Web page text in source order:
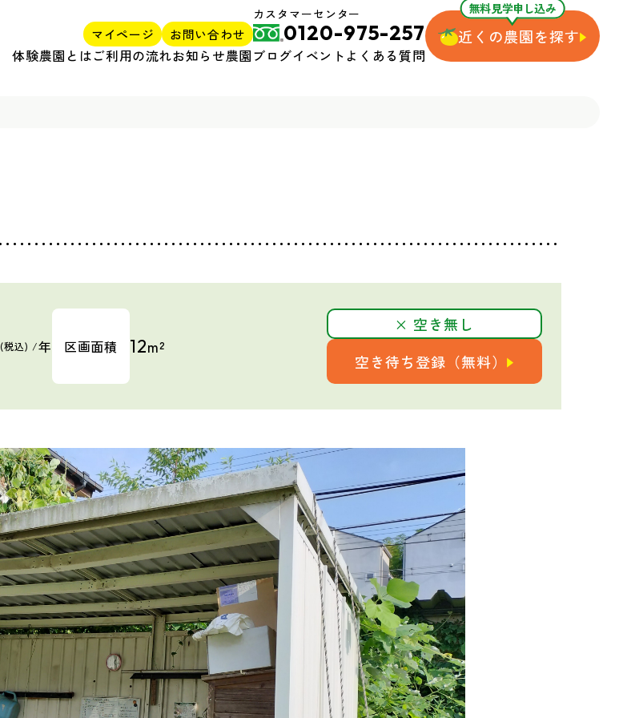
マイページ お問い合わせ
カスタマーセンター
0120-975-257
体験農園とはご利用の流れお知らせ農園ブログイベントよくある質問
無料見学申し込み
近くの農園を探す
(税込) /年 区画面積 12m²
× 空き無し
空き待ち登録（無料）